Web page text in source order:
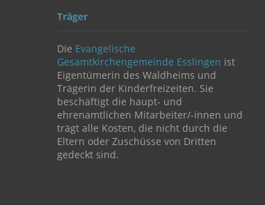
Träger
Die Evangelische
Gesamtkirchengemeinde Esslingen ist
Eigentümerin des Waldheims und
Trägerin der Kinderfreizeiten. Sie
beschäftigt die haupt- und
ehrenamtlichen Mitarbeiter/-innen und
trägt alle Kosten, die nicht durch die
Eltern oder Zuschüsse von Dritten
gedeckt sind.